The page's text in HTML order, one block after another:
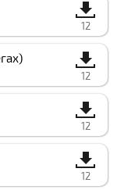
12
12
12
12